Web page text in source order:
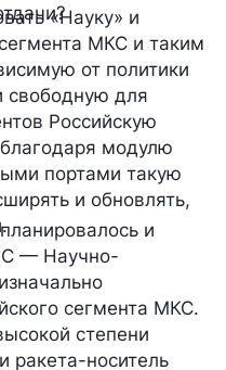
«Науку» и
МКС и таким
от политики
свободную для
Российскую
модулю
портами такую
и обновлять,
и
— Научно-
сегмента МКС.
степени
ракета-носитель